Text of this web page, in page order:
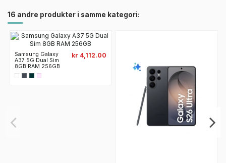
16 andre produkter i samme kategori:
Samsung Galaxy
A37 5G Dual Sim
8GB RAM 256GB
kr 4,112.00